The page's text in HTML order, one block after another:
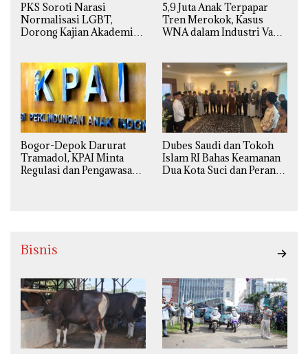
PKS Soroti Narasi
Normalisasi LGBT,
Dorong Kajian Akademik
Agama
5,9 Juta Anak Terpapar
Tren Merokok, Kasus
WNA dalam Industri Vape
Bogor-Depok Darurat
Tramadol, KPAI Minta
Regulasi dan Pengawasan
Dubes Saudi dan Tokoh
Islam RI Bahas Keamanan
Dua Kota Suci dan Peran
Bisnis